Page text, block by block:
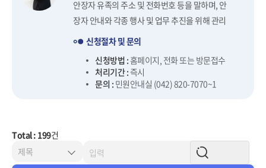
안장자 유족의 주소 및 전화번호 등을 말하며, 안
장자 안내와 각종 행사 및 업무 추진을 위해 관리
신청절차 및 문의
신청방법 :홈페이지, 전화 또는 방문접수
처리기간 :즉시
문의 : 민원안내실 (042) 820-7070~1
Total : 199건